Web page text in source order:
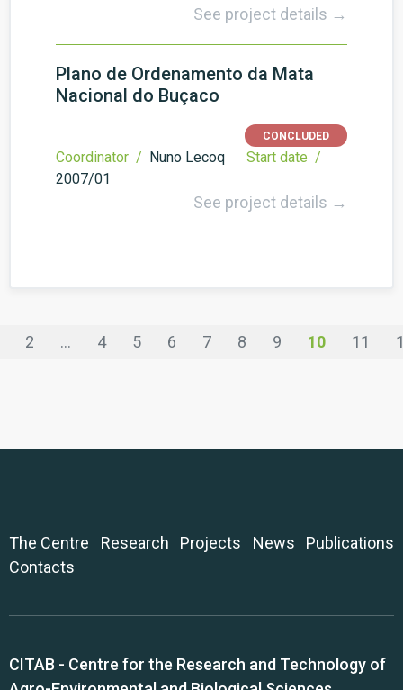
See project details →
Plano de Ordenamento da Mata
Nacional do Buçaco
CONCLUDED
Coordinator / Nuno Lecoq
Start date /
2007/01
See project details →
2 ... 4 5 6 7 8 9 10 11
The Centre Research Projects News
Publications
Contacts
CITAB - Centre for the Research and Technology of